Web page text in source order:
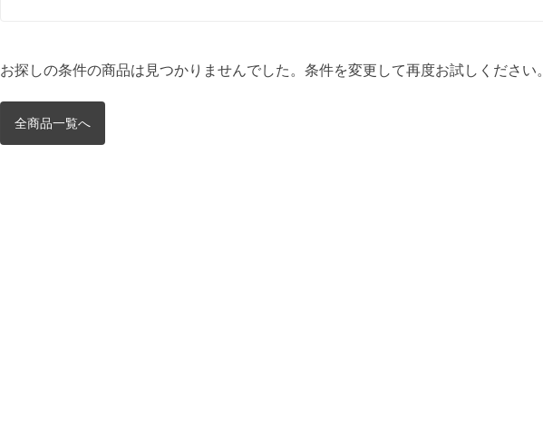
お探しの条件の商品は見つかりませんでした。条件を変更して再度お試しください。
全商品一覧へ